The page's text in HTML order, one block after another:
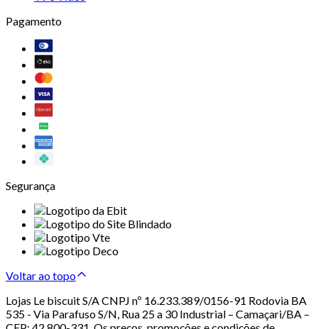
Pagamento
Segurança
Voltar ao topo
Lojas Le biscuit S/A CNPJ nº 16.233.389/0156-91 Rodovia BA
535 - Via Parafuso S/N, Rua 25 a 30 Industrial – Camaçari/BA –